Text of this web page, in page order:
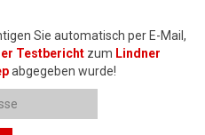
Sie automatisch per E-Mail,
Testbericht zum Lindner
abgegeben wurde!